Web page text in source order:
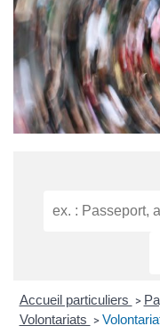
Accueil particuliers >
Volontariats >